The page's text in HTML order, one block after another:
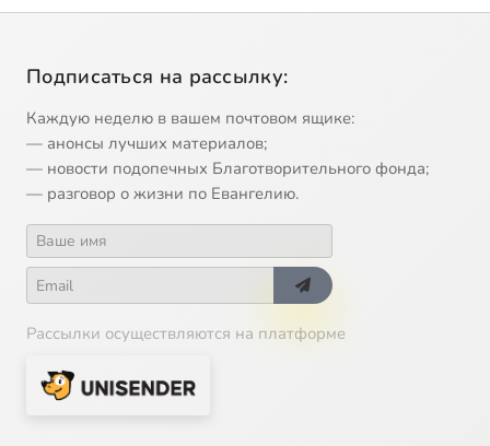
Подписаться на рассылку:
Каждую неделю в вашем почтовом ящике:
— анонсы лучших материалов;
— новости подопечных Благотворительного фонда;
— разговор о жизни по Евангелию.
Рассылки осуществляются на платформе